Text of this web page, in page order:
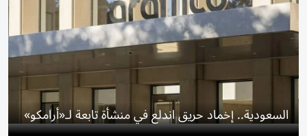
السعودية.. إخماد حريق اندلع في منشأة تابعة لـ«أرامكو»